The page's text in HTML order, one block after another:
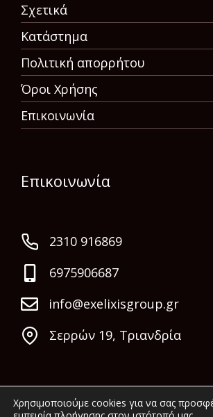
Σχετικά
Κατάστημα
Πολιτική απορρήτου
Όροι Χρήσης
Επικοινωνία
Επικοινωνία
2310 916869
6975906687
info@exelixisgroup.gr
Σερρών 19, Τριανδρία
Χρησιμοποιούμε cookies για να σας